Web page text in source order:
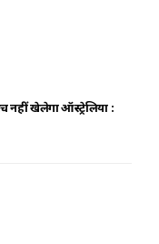
नहीं खेलेगा ऑस्ट्रेलिया :